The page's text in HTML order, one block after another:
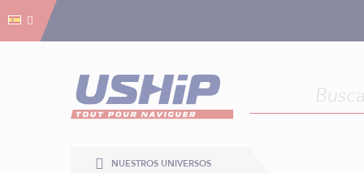
NUESTROS UNIVERSOS
Gestión de cookies
Gestión de cookies